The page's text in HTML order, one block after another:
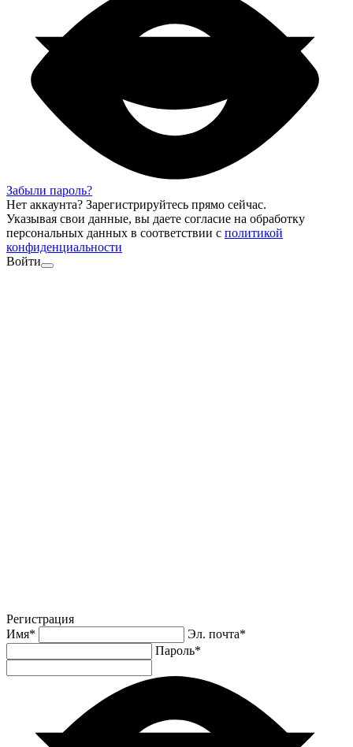
Забыли пароль?
Нет аккаунта? Зарегистрируйтесь прямо сейчас.
Указывая свои данные, вы даете согласие на обработку
персональных данных в соответствии с политикой
конфиденциальности
Войти
Регистрация
Имя* Эл. почта*
Пароль*